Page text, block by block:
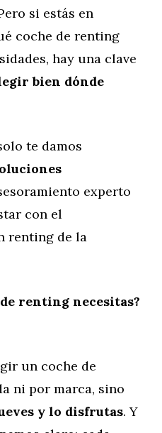
si estás en
coche de renting
hay una clave
bien dónde
te damos
experto
con el
renting de la
de renting necesitas?
un coche de
ni por marca, sino
y lo disfrutas. Y